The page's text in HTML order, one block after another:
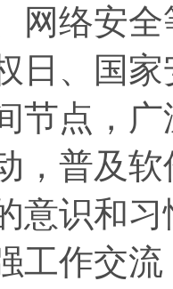
网络安
日、国
节点，
，普及
意识和
工作交